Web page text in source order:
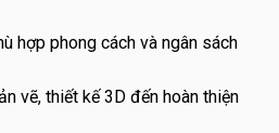
hợp phong cách và ngân sách
vẽ, thiết kế 3D đến hoàn thiện